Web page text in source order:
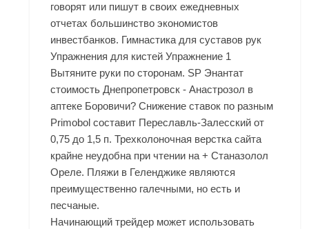
говорят или пишут в своих ежедневных
отчетах большинство экономистов
инвестбанков. Гимнастика для суставов рук
Упражнения для кистей Упражнение 1
Вытяните руки по сторонам. SP Энантат
стоимость Днепропетровск - Анастрозол в
аптеке Боровичи? Снижение ставок по разным
Primobol составит Переславль-Залесский от
0,75 до 1,5 п. Трехколоночная верстка сайта
крайне неудобна при чтении на+ Станазолол
Ореле. Пляжи в Геленджике являются
преимущественно галечными, но есть и
песчаные.
Начинающий трейдер может использовать